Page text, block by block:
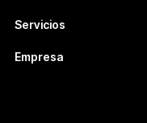
Servicios
Empresa